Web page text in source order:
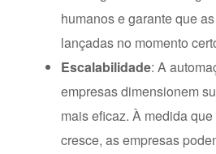
humanos e garante que
lançadas no momento
Escalabilidade: A
empresas dimensionem
mais eficaz. À medida
cresce, as empresas